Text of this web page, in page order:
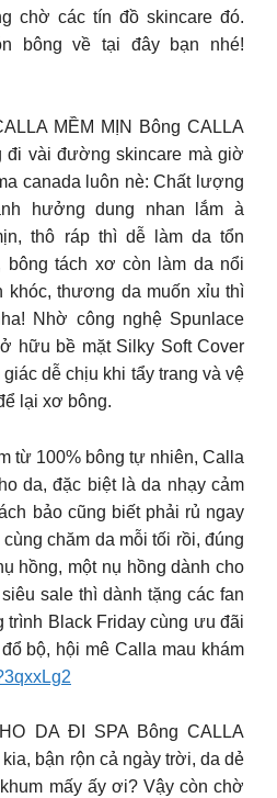
chờ các tín đồ skincare đó.
bông về tại đây bạn nhé!
MỀM MỊN Bông CALLA
đi vài đường skincare mà giờ
canada luôn nè: Chất lượng
hưởng dung nhan lắm à
thô ráp thì dễ làm da tổn
tách xơ còn làm da nổi
khóc, thương da muốn xỉu thì
Nhờ công nghệ Spunlace
hữu bề mặt Silky Soft Cover
dễ chịu khi tẩy trang và vệ
lại xơ bông.
từ 100% bông tự nhiên, Calla
da, đặc biệt là da nhạy cảm
bảo cũng biết phải rủ ngay
chăm da mỗi tối rồi, đúng
hồng, một nụ hồng dành cho
sale thì dành tặng các fan
Black Friday cùng ưu đãi
bộ, hội mê Calla mau khám
DA ĐI SPA Bông CALLA
bận rộn cả ngày trời, da dẻ
mấy ấy ơi? Vậy còn chờ